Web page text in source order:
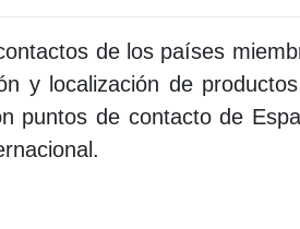
de los países
y localización de
puntos de contacto de